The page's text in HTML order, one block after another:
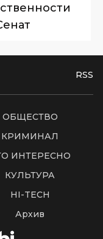
RSS
ОБЩЕСТВО
КРИМИНАЛ
ИНТЕРЕСНО
КУЛЬТУРА
HI-TECH
Архив